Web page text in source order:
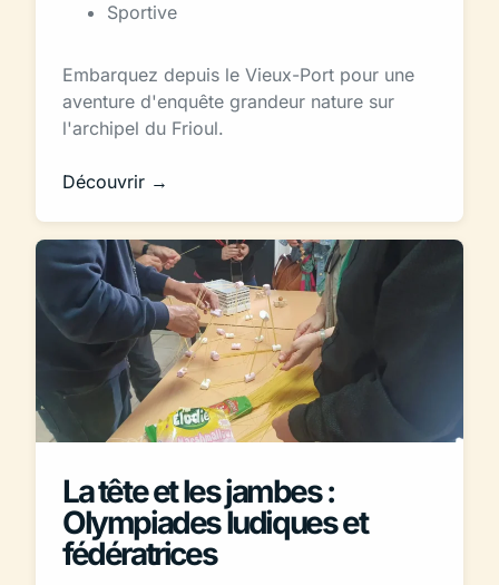
Sportive
Embarquez depuis le Vieux-Port pour une
aventure d'enquête grandeur nature sur
l'archipel du Frioul.
Découvrir →
La tête et les jambes :
Olympiades ludiques et
fédératrices